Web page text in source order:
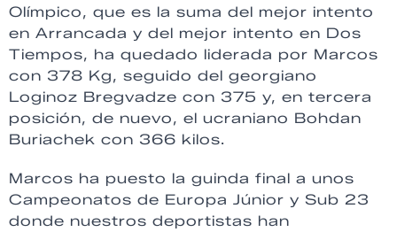
Olímpico, que es la suma del mejor intento
en Arrancada y del mejor intento en Dos
Tiempos, ha quedado liderada por Marcos
con 378 Kg, seguido del georgiano
Loginoz Bregvadze con 375 y, en tercera
posición, de nuevo, el ucraniano Bohdan
Buriachek con 366 kilos.
Marcos ha puesto la guinda final a unos
Campeonatos de Europa Júnior y Sub 23
donde nuestros deportistas han